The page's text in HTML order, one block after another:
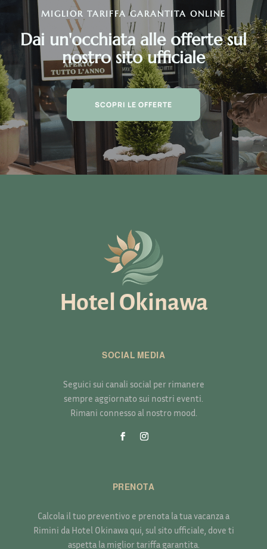
MIGLIOR TARIFFA GARANTITA ONLINE
Dai un'occhiata alle offerte sul
nostro sito ufficiale
SCOPRI LE OFFERTE
Hotel Okinawa
SOCIAL MEDIA
Seguici sui canali social per rimanere
sempre aggiornato sui nostri eventi.
Rimani connesso al nostro mood.
PRENOTA
Calcola il tuo preventivo e prenota la tua vacanza a
Rimini da Hotel Okinawa qui, sul sito ufficiale, dove ti
aspetta la miglior tariffa garantita.